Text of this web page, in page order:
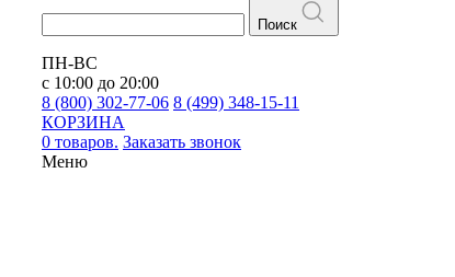
Поиск
ПН-ВС
с 10:00 до 20:00
8 (800) 302-77-06 8 (499) 348-15-11
КОРЗИНА
0 товаров. Заказать звонок
Меню